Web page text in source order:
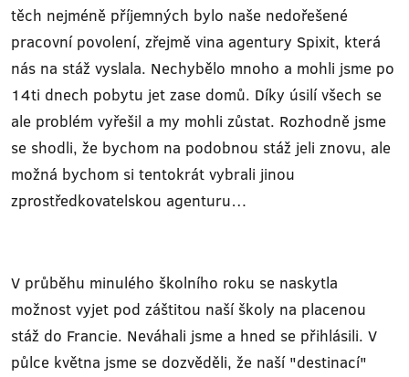
těch nejméně příjemných bylo naše nedořešené
pracovní povolení, zřejmě vina agentury Spixit, která
nás na stáž vyslala. Nechybělo mnoho a mohli jsme po
14ti dnech pobytu jet zase domů. Díky úsilí všech se
ale problém vyřešil a my mohli zůstat. Rozhodně jsme
se shodli, že bychom na podobnou stáž jeli znovu, ale
možná bychom si tentokrát vybrali jinou
zprostředkovatelskou agenturu…
V průběhu minulého školního roku se naskytla
možnost vyjet pod záštitou naší školy na placenou
stáž do Francie. Neváhali jsme a hned se přihlásili. V
půlce května jsme se dozvěděli, že naší "destinací"